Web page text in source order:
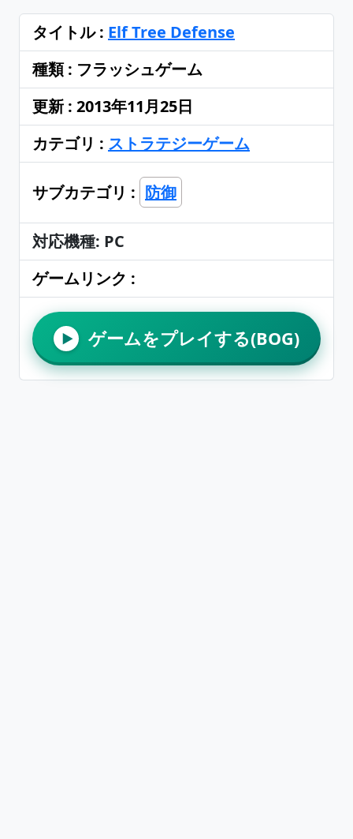
タイトル : Elf Tree Defense
種類 : フラッシュゲーム
更新 : 2013年11月25日
カテゴリ : ストラテジーゲーム
サブカテゴリ : 防御
対応機種: PC
ゲームリンク :
▶ ゲームをプレイする(BOG)